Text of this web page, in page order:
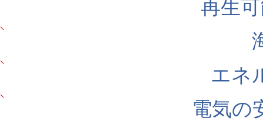
再生
エネ
電気の